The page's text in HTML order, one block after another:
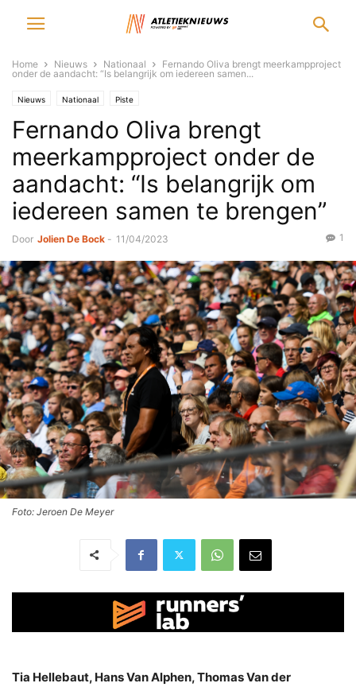
Home Nieuws Nationaal
Fernando Oliva brengt meerkampproject
onder de aandacht: “Is belangrijk om iedereen samen...
Nieuws Nationaal Piste
Fernando Oliva brengt
meerkampproject onder de
aandacht: “Is belangrijk om
iedereen samen te brengen”
Door Jolien De Bock - 11/04/2023 1
Foto: Jeroen De Meyer
Tia Hellebaut, Hans Van Alphen, Thomas Van der